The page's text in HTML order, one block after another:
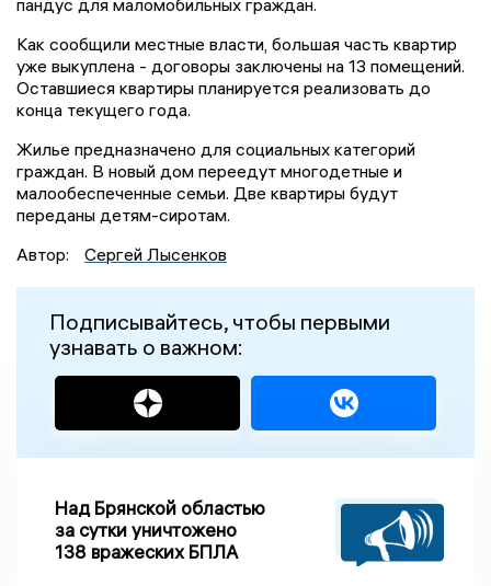
Как сообщили местные власти, большая часть квартир
уже выкуплена - договоры заключены на 13 помещений.
Оставшиеся квартиры планируется реализовать до
конца текущего года.
Жилье предназначено для социальных категорий
граждан. В новый дом переедут многодетные и
малообеспеченные семьи. Две квартиры будут
переданы детям-сиротам.
Автор:
Сергей Лысенков
Подписывайтесь, чтобы первыми
узнавать о важном:
Над Брянской областью
за сутки уничтожено
138 вражеских БПЛА